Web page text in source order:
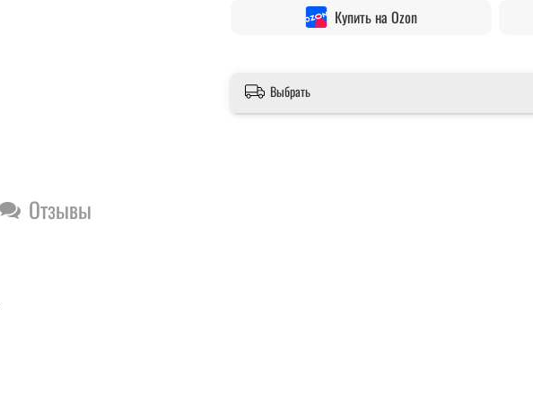
Купить на Ozon
Выбрать
Отзывы